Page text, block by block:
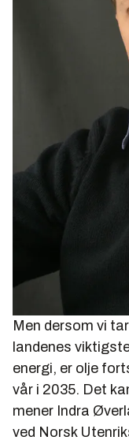
Men dersom vi
landenes
energi, er olje
vår i 2035. Det
mener Indra
ved Norsk